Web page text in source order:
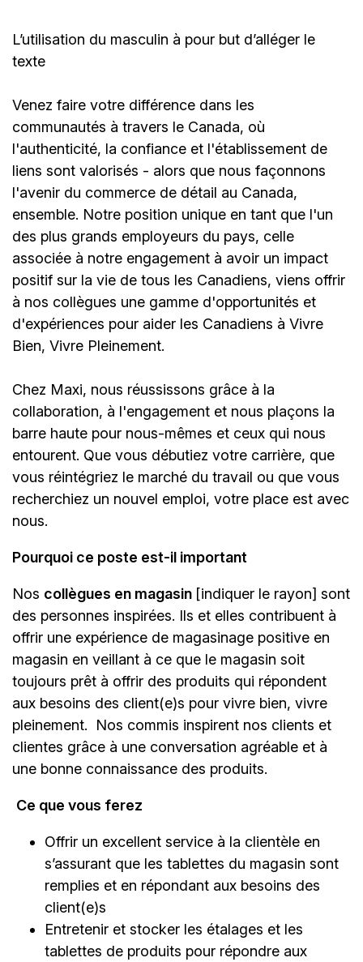
L’utilisation du masculin à pour but d’alléger le
texte
Venez faire votre différence dans les
communautés à travers le Canada, où
l'authenticité, la confiance et l'établissement de
liens sont valorisés - alors que nous façonnons
l'avenir du commerce de détail au Canada,
ensemble. Notre position unique en tant que l'un
des plus grands employeurs du pays, celle
associée à notre engagement à avoir un impact
positif sur la vie de tous les Canadiens, viens offrir
à nos collègues une gamme d'opportunités et
d'expériences pour aider les Canadiens à Vivre
Bien, Vivre Pleinement.
Chez Maxi, nous réussissons grâce à la
collaboration, à l'engagement et nous plaçons la
barre haute pour nous-mêmes et ceux qui nous
entourent. Que vous débutiez votre carrière, que
vous réintégriez le marché du travail ou que vous
recherchiez un nouvel emploi, votre place est avec
nous.
Pourquoi ce poste est-il important
Nos collègues en magasin [indiquer le rayon] sont
des personnes inspirées. Ils et elles contribuent à
offrir une expérience de magasinage positive en
magasin en veillant à ce que le magasin soit
toujours prêt à offrir des produits qui répondent
aux besoins des client(e)s pour vivre bien, vivre
pleinement. Nos commis inspirent nos clients et
clientes grâce à une conversation agréable et à
une bonne connaissance des produits.
Ce que vous ferez
Offrir un excellent service à la clientèle en
s’assurant que les tablettes du magasin sont
remplies et en répondant aux besoins des
client(e)s
Entretenir et stocker les étalages et les
tablettes de produits pour répondre aux